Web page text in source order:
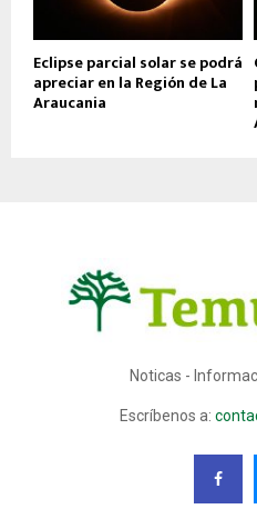
Eclipse parcial solar se podrá
apreciar en la Región de La
Araucania
Noticas -
Escríbenos a: